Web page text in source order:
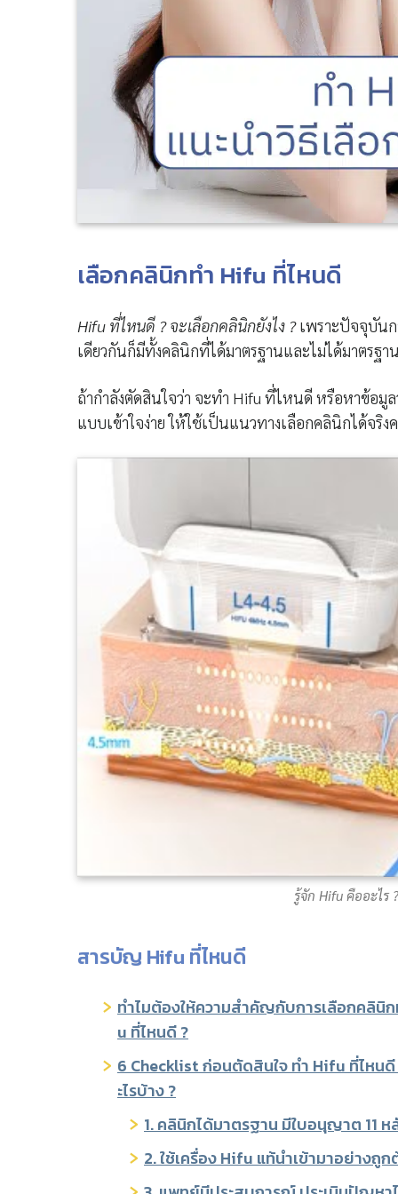
เลือกคลินิกทำ Hifu ที่ไหนดี
Hifu ที่ไหนดี ? จะเลือกคลินิกยังไง ?เพราะปัจจุบัน
เดียวกันก็มีทั้งคลินิกที่ได้มาตรฐานและไม่ได้มาตรฐ
ถ้ากำลังตัดสินใจว่า จะทํา Hifu ที่ไหนดี หรือหาข้อ
แบบเข้าใจง่าย ให้ใช้เป็นแนวทางเลือกคลินิกได้จริง
รู้จัก Hifu คืออะไร
สารบัญ Hifu ที่ไหนดี
ทำไมต้องให้ความสำคัญกับการเลือกคลินิ
u ที่ไหนดี ?
6 Checklist ก่อนตัดสินใจ ทำ Hifu ที่ไหน
ะไรบ้าง ?
1. คลินิกได้มาตรฐาน มีใบอนุญาต 11 ห
2. ใช้เครื่อง Hifu แท้นำเข้ามาอย่างถู